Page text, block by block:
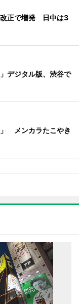
改正で増発 日中は3
デジタル版、渋谷で
メンカラたこやき